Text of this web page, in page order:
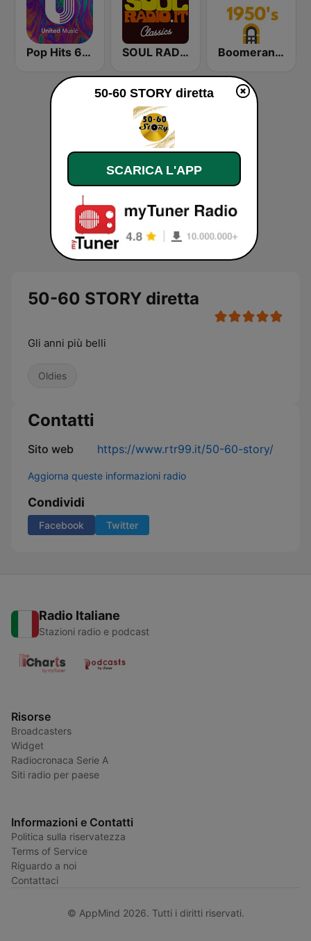
Pop Hits 60 - United Music SOUL RADIO 60-70 Boomerang 50's
50-60 STORY diretta
Gli anni più belli
Oldies
Contatti
Sito web https://www.rtr99.it/50-60-story/
Aggiorna queste informazioni radio
Condividi
Facebook Twitter
Radio Italiane
Stazioni radio e podcast
Risorse
Broadcasters
Widget
Radiocronaca Serie A
Siti radio per paese
Informazioni e Contatti
Politica sulla riservatezza
Terms of Service
Riguardo a noi
Contattaci
© AppMind 2026. Tutti i diritti riservati.
50-60 STORY diretta
SCARICA L'APP